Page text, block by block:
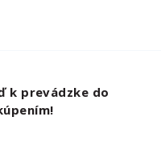
k prevádzke do